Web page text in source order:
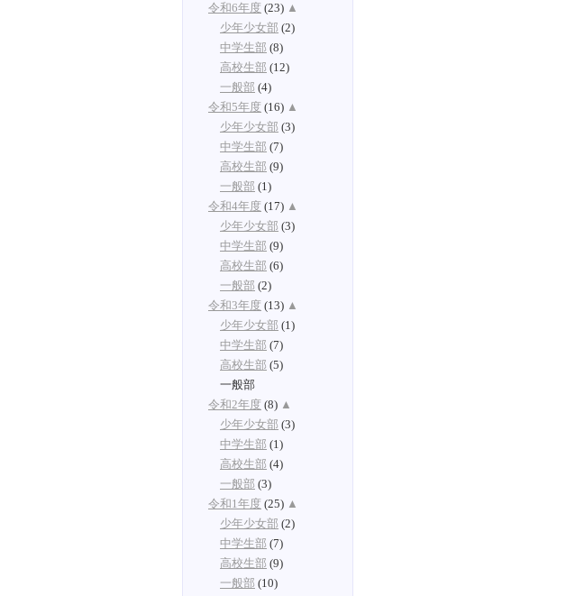
令和6年度 (23) ▲
少年少女部 (2)
中学生部 (8)
高校生部 (12)
一般部 (4)
令和5年度 (16) ▲
少年少女部 (3)
中学生部 (7)
高校生部 (9)
一般部 (1)
令和4年度 (17) ▲
少年少女部 (3)
中学生部 (9)
高校生部 (6)
一般部 (2)
令和3年度 (13) ▲
少年少女部 (1)
中学生部 (7)
高校生部 (5)
一般部
令和2年度 (8) ▲
少年少女部 (3)
中学生部 (1)
高校生部 (4)
一般部 (3)
令和1年度 (25) ▲
少年少女部 (2)
中学生部 (7)
高校生部 (9)
一般部 (10)